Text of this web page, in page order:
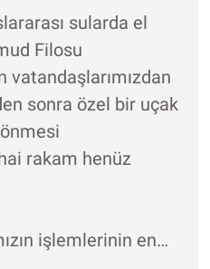
sularda el
Filosu
sonra özel bir uçak
rakam henüz
işlemlerinin en…